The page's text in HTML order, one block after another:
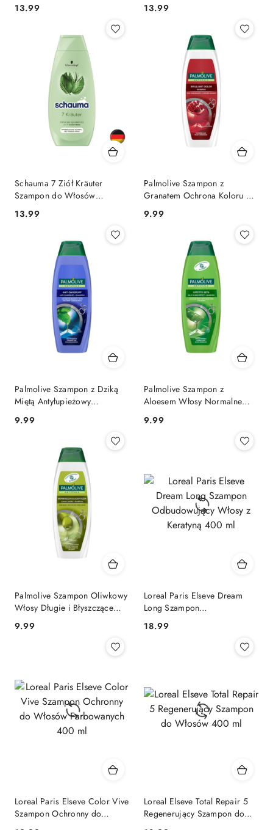
(Niemcy)
Cena:
13.99
(Niemcy)
Cena:
13.99
Schauma 7 Ziół Kräuter
Szampon do Włosów
Przetłuszczających Się 400 ml
Cena:
13.99
Palmolive Szampon z
Granatem Ochrona Koloru do
Cena:
9.99
Palmolive Szampon z Dziką
Miętą Antyłupieżowy
Cena:
9.99
Palmolive Szampon z
Aloesem Włosy Normalne
Cena:
9.99
Palmolive Szampon Oliwkowy
Włosy Długie i Błyszczące
Cena:
9.99
Loreal Paris Elseve Dream
Long Szampon
Keratyną 400 ml
Cena:
18.99
Loreal Paris Elseve Color Vive
Szampon Ochronny do
Loreal Elseve Total Repair 5
Regenerujący Szampon do